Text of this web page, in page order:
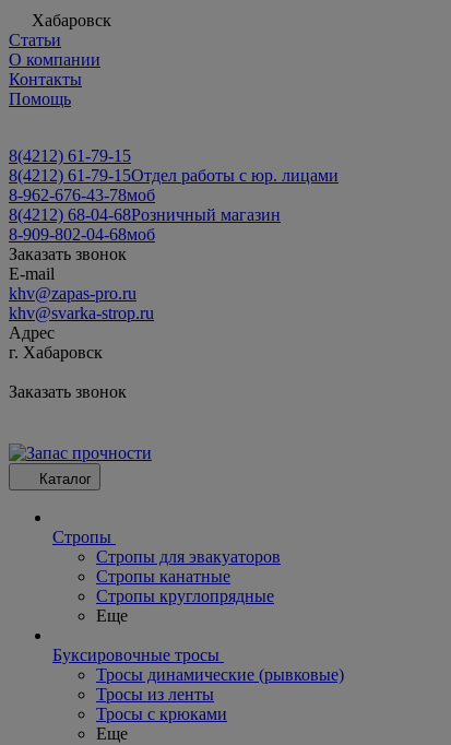
Хабаровск
Статьи
О компании
Контакты
Помощь
8(4212) 61-79-15
8(4212) 61-79-15Отдел работы с юр. лицами
8-962-676-43-78моб
8(4212) 68-04-68Розничный магазин
8-909-802-04-68моб
Заказать звонок
E-mail
khv@zapas-pro.ru
khv@svarka-strop.ru
Адрес
г. Хабаровск
Заказать звонок
Каталог
Стропы
Стропы для эвакуаторов
Стропы канатные
Стропы круглопрядные
Еще
Буксировочные тросы
Тросы динамические (рывковые)
Тросы из ленты
Тросы с крюками
Еще